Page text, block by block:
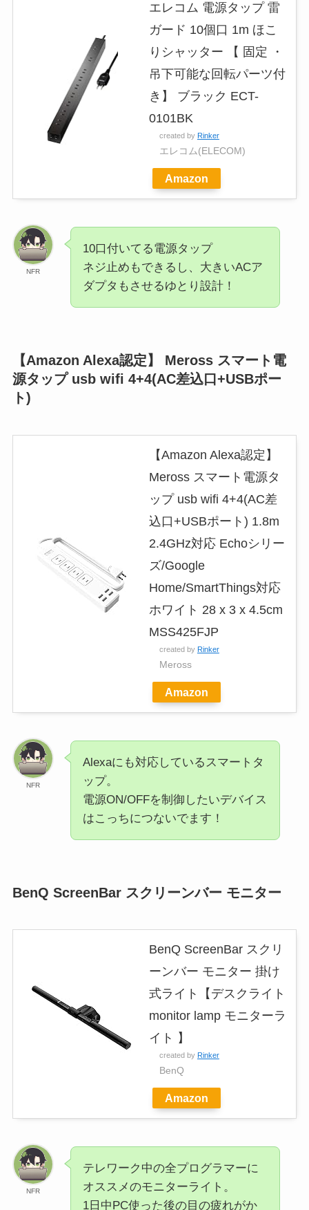
エレコム 電源タップ 雷
ガード 10個口 1m ほこ
りシャッター 【 固定 ・
吊下可能な回転パーツ付
き】 ブラック ECT-
0101BK
created by Rinker
エレコム(ELECOM)
Amazon
NFR
10口付いてる電源タップ
ネジ止めもできるし、大きいACア
ダプタもさせるゆとり設計！
【Amazon Alexa認定】 Meross スマート電
源タップ usb wifi 4+4(AC差込口+USBポー
ト)
【Amazon Alexa認定】
Meross スマート電源タ
ップ usb wifi 4+4(AC差
込口+USBポート) 1.8m
2.4GHz対応 Echoシリー
ズ/Google
Home/SmartThings対応
ホワイト 28 x 3 x 4.5cm
‎MSS425FJP
created by Rinker
Meross
Amazon
NFR
Alexaにも対応しているスマートタ
ップ。
電源ON/OFFを制御したいデバイス
はこっちにつないでます！
BenQ ScreenBar スクリーンバー モニター
BenQ ScreenBar スクリ
ーンバー モニター 掛け
式ライト【デスクライト
monitor lamp モニターラ
イト 】
created by Rinker
BenQ
Amazon
NFR
テレワーク中の全プログラマーに
オススメのモニターライト。
1日中PC使った後の目の疲れがか